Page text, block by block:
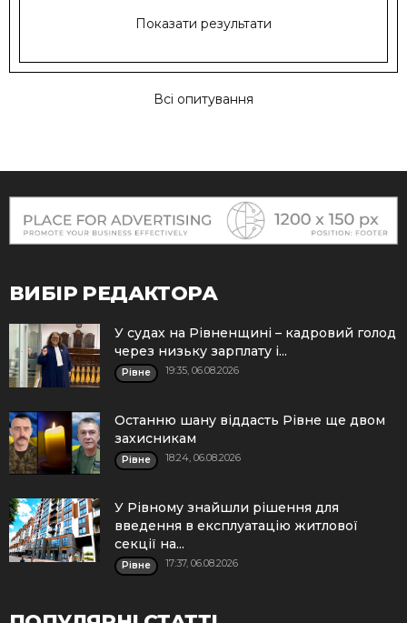
Показати результати
Всі опитування
ВИБІР РЕДАКТОРА
У судах на Рівненщині – кадровий голод
через низьку зарплату і...
Рівне 19:35, 06.08.2026
Останню шану віддасть Рівне ще двом
захисникам
Рівне 18:24, 06.08.2026
У Рівному знайшли рішення для
введення в експлуатацію житлової
секції на...
Рівне 17:37, 06.08.2026